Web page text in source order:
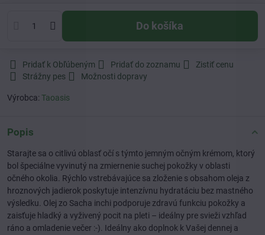
Do košíka
Pridať k Obľúbeným Pridať do zoznamu
Zistiť cenu
Strážny pes
Možnosti dopravy
Výrobca: Taoasis
Popis
Starajte sa o citlivú oblasť očí s týmto jemným očným krémom, ktorý
bol špeciálne vyvinutý na zmiernenie suchej pokožky v oblasti
očného okolia. Rýchlo vstrebávajúce sa zloženie s obsahom oleja z
hroznových jadierok poskytuje intenzívnu hydratáciu bez mastného
výsledku. Olej zo Sacha inchi podporuje zdravú funkciu pokožky a
zaisťuje hladký a vyživený pocit na pleti – ideálny pre svieži vzhľad
ráno a omladenie večer :-). Ideálny ako doplnok k Vašej dennej a